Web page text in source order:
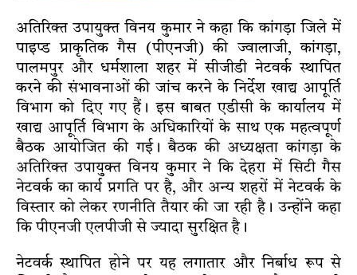
अतिरिक्त उपायुक्त विनय कुमार ने कहा कि कांगड़ा जिले में
पाइप्ड प्राकृतिक गैस (पीएनजी) की ज्वालाजी, कांगड़ा,
पालमपुर और धर्मशाला शहर में सीजीडी नेटवर्क स्थापित
करने की संभावनाओं की जांच करने के निर्देश खाद्य आपूर्ति
विभाग को दिए गए हैं। इस बाबत एडीसी के कार्यालय में
खाद्य आपूर्ति विभाग के अधिकारियों के साथ एक महत्वपूर्ण
बैठक आयोजित की गई। बैठक की अध्यक्षता कांगड़ा के
अतिरिक्त उपायुक्त विनय कुमार ने कि देहरा में सिटी गैस
नेटवर्क का कार्य प्रगति पर है, और अन्य शहरों में नेटवर्क के
विस्तार को लेकर रणनीति तैयार की जा रही है। उन्होंने कहा
कि पीएनजी एलपीजी से ज्यादा सुरक्षित है।
नेटवर्क स्थापित होने पर यह लगातार और निर्बाध रूप से